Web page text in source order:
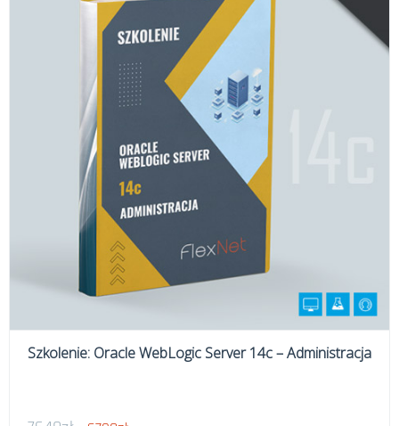
Szkolenie: Oracle WebLogic Server 14c – Administracja